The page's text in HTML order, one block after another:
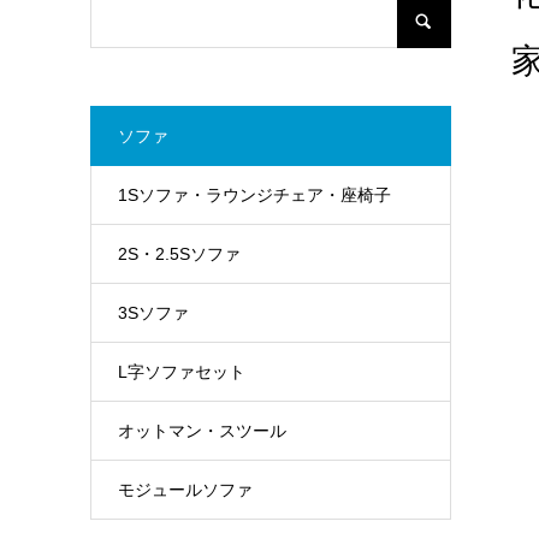
ソファ
1Sソファ・ラウンジチェア・座椅子
2S・2.5Sソファ
3Sソファ
L字ソファセット
オットマン・スツール
モジュールソファ